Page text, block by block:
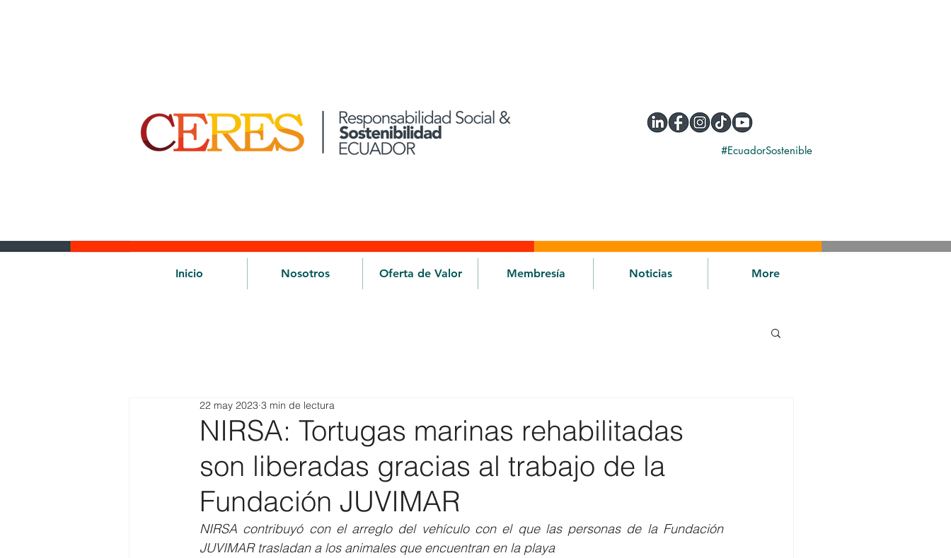
#EcuadorSostenible
Inicio Nosotros Oferta de Valor Membresía Noticias More
NIRSA: Tortugas marinas rehabilitadas
son liberadas gracias al trabajo de la
Fundación JUVIMAR
22 may 2023 3 min de lectura
NIRSA contribuyó con el arreglo del vehículo con el que las personas de la Fundación
JUVIMAR trasladan a los animales que encuentran en la playa